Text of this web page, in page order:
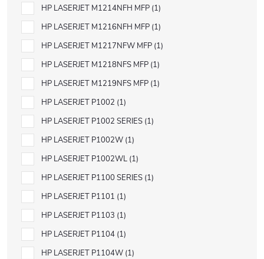
HP LASERJET M1214NFH MFP 1
HP LASERJET M1216NFH MFP 1
HP LASERJET M1217NFW MFP 1
HP LASERJET M1218NFS MFP 1
HP LASERJET M1219NFS MFP 1
HP LASERJET P1002 1
HP LASERJET P1002 SERIES 1
HP LASERJET P1002W 1
HP LASERJET P1002WL 1
HP LASERJET P1100 SERIES 1
HP LASERJET P1101 1
HP LASERJET P1103 1
HP LASERJET P1104 1
HP LASERJET P1104W 1